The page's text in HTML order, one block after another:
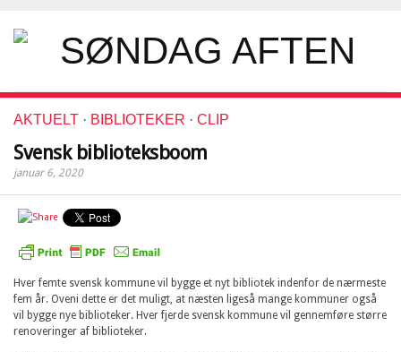
AKTUELT · BIBLIOTEKER · CLIP
Svensk biblioteksboom
januar 6, 2020
Hver femte svensk kommune vil bygge et nyt bibliotek indenfor de nærmeste
fem år. Oveni dette er det muligt, at næsten ligeså mange kommuner også
vil bygge nye biblioteker. Hver fjerde svensk kommune vil gennemføre større
renoveringer af biblioteker.